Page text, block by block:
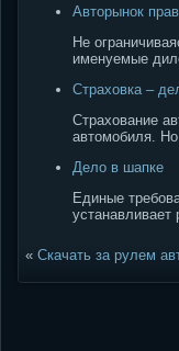
Авторынок
Не
именуемые
Страховка –
Страхование
автомобиля.
Дело в шапке
Единые
устанавливает
« Скачать за рулем